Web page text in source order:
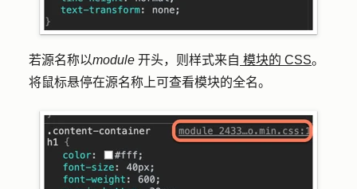
若源名称以module 开头，则样式来自 模块的 CSS。
将鼠标悬停在源名称上可查看模块的全名。